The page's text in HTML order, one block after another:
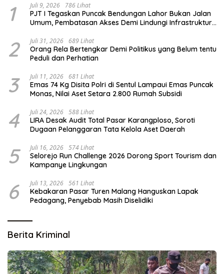
1 Juli 9, 2026 786 Lihat
PJT I Tegaskan Puncak Bendungan Lahor Bukan Jalan
Umum, Pembatasan Akses Demi Lindungi Infrastruktur
2 Juli 31, 2026 689 Lihat
Orang Rela Bertengkar Demi Politikus yang Belum tentu
Peduli dan Perhatian
3 Juli 11, 2026 681 Lihat
Emas 74 Kg Disita Polri di Sentul Lampaui Emas Puncak
Monas, Nilai Aset Setara 2.800 Rumah Subsidi
4 Juli 24, 2026 588 Lihat
LIRA Desak Audit Total Pasar Karangploso, Soroti
Dugaan Pelanggaran Tata Kelola Aset Daerah
5 Juli 16, 2026 574 Lihat
Selorejo Run Challenge 2026 Dorong Sport Tourism dan
Kampanye Lingkungan
6 Juli 13, 2026 561 Lihat
Kebakaran Pasar Turen Malang Hanguskan Lapak
Pedagang, Penyebab Masih Diselidiki
Berita Kriminal